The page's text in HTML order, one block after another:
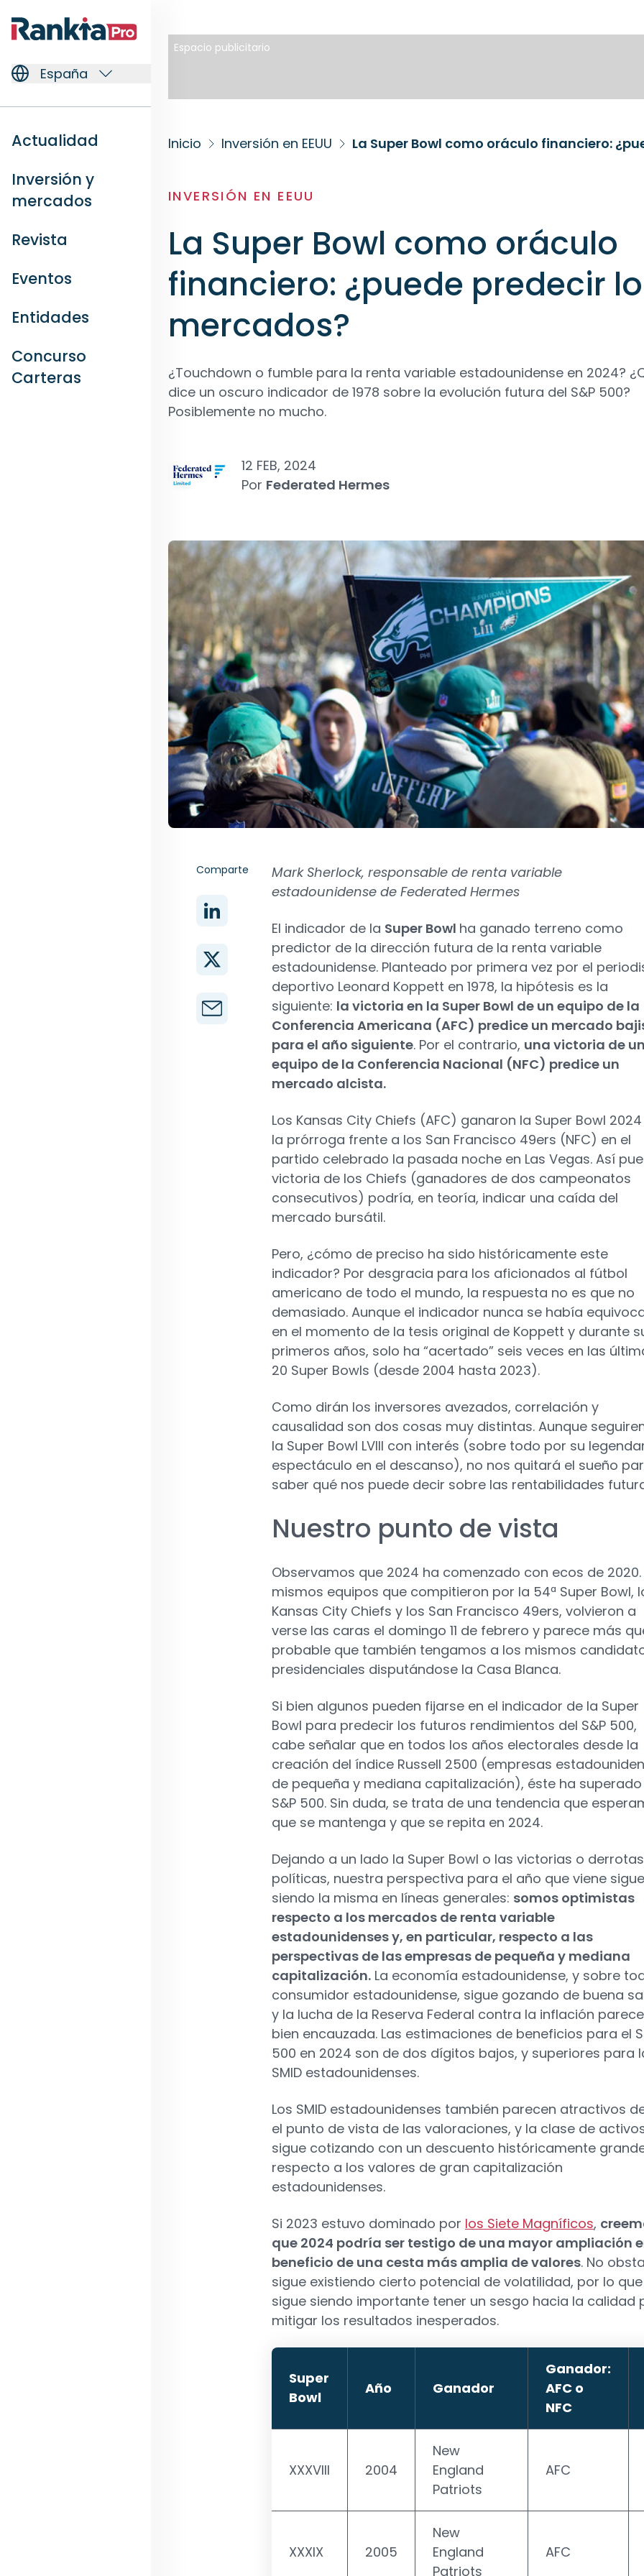
España
Actualidad
Inversión y
mercados
Revista
Eventos
Entidades
Concurso
Carteras
Espacio publicitario
Inicio Inversión en EEUU La Super Bowl como oráculo financiero:
INVERSIÓN EN EEUU
La Super Bowl como oráculo
financiero: ¿puede predecir
mercados?
¿Touchdown o fumble para la renta variable estadounidense en 2024?
dice un oscuro indicador de 1978 sobre la evolución futura del S&P 500?
Posiblemente no mucho.
12 FEB, 2024
Por Federated Hermes
Comparte
Mark Sherlock, responsable de renta variable
estadounidense de Federated Hermes
El indicador de la Super Bowl ha ganado terreno como
predictor de la dirección futura de la renta variable
estadounidense. Planteado por primera vez por el
deportivo Leonard Koppett en 1978, la hipótesis es la
siguiente: la victoria en la Super Bowl de un equipo de la
Conferencia Americana (AFC) predice un mercado
para el año siguiente. Por el contrario, una victoria de un
equipo de la Conferencia Nacional (NFC) predice un
mercado alcista.
Los Kansas City Chiefs (AFC) ganaron la Super Bowl
la prórroga frente a los San Francisco 49ers (NFC) en el
partido celebrado la pasada noche en Las Vegas. Así
victoria de los Chiefs (ganadores de dos campeonatos
consecutivos) podría, en teoría, indicar una caída del
mercado bursátil.
Pero, ¿cómo de preciso ha sido históricamente este
indicador? Por desgracia para los aficionados al fútbol
americano de todo el mundo, la respuesta no es que no
demasiado. Aunque el indicador nunca se había
en el momento de la tesis original de Koppett y durante
primeros años, solo ha “acertado” seis veces en las
20 Super Bowls (desde 2004 hasta 2023).
Como dirán los inversores avezados, correlación y
causalidad son dos cosas muy distintas. Aunque
la Super Bowl LVIII con interés (sobre todo por su
espectáculo en el descanso), no nos quitará el sueño
saber qué nos puede decir sobre las rentabilidades
Nuestro punto de vista
Observamos que 2024 ha comenzado con ecos de 2020.
mismos equipos que compitieron por la 54ª Super Bowl,
Kansas City Chiefs y los San Francisco 49ers, volvieron a
verse las caras el domingo 11 de febrero y parece más
probable que también tengamos a los mismos
presidenciales disputándose la Casa Blanca.
Si bien algunos pueden fijarse en el indicador de la Super
Bowl para predecir los futuros rendimientos del S&P 500,
cabe señalar que en todos los años electorales desde la
creación del índice Russell 2500 (empresas
de pequeña y mediana capitalización), éste ha superado
S&P 500. Sin duda, se trata de una tendencia que
que se mantenga y que se repita en 2024.
Dejando a un lado la Super Bowl o las victorias o derrotas
políticas, nuestra perspectiva para el año que viene sigue
siendo la misma en líneas generales: somos optimistas
respecto a los mercados de renta variable
estadounidenses y, en particular, respecto a las
perspectivas de las empresas de pequeña y mediana
capitalización. La economía estadounidense, y sobre
consumidor estadounidense, sigue gozando de buena
y la lucha de la Reserva Federal contra la inflación parece
bien encauzada. Las estimaciones de beneficios para el
500 en 2024 son de dos dígitos bajos, y superiores para
SMID estadounidenses.
Los SMID estadounidenses también parecen atractivos
el punto de vista de las valoraciones, y la clase de
sigue cotizando con un descuento históricamente
respecto a los valores de gran capitalización
estadounidenses.
Si 2023 estuvo dominado por los Siete Magníficos,
que 2024 podría ser testigo de una mayor ampliación
beneficio de una cesta más amplia de valores. No
sigue existiendo cierto potencial de volatilidad, por lo que
sigue siendo importante tener un sesgo hacia la calidad
mitigar los resultados inesperados.
Super
Bowl
Año Ganador
Ganador:
AFC o
NFC
XXXVIII 2004
New
England
Patriots
AFC
XXXIX 2005
New
England
Patriots
AFC